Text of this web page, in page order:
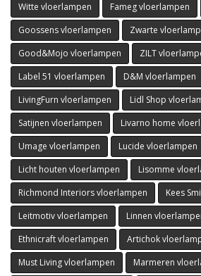
Witte vloerlampen Fameg vloerlampen
Goossens vloerlampen
Zwarte
Good&Mojo vloerlampen
ZILT
Label 51 vloerlampen
D&M vloerlampen
LivingFurn vloerlampen
Lidl Shop
Satijnen vloerlampen
Livarno home
Umage vloerlampen
Lucide vloerlampen
Licht houten vloerlampen
Lisomme
Richmond Interiors vloerlampen
Kees
Leitmotiv vloerlampen
Linnen
Ethnicraft vloerlampen
Artichok
Must Living vloerlampen
Marmeren